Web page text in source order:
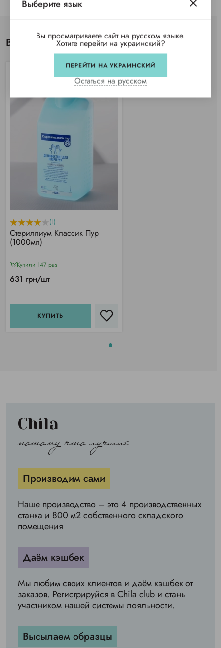
Вы просматривали
(1)
Стериллиум Классик Пур
(1000мл)
Купили 147 раз
631 грн/шт
КУПИТЬ
Chila
потому что лучшие
Производим сами
Наше производство – это 4 производственных
станка и 800 м2 собственного складского
помещения
Даём кэшбек
Мы любим своих клиентов и даём кэшбек от
заказов. Регистрируйся в Chila club и стань
участником нашей системы лояльности.
Высылаем образцы
Выберите язык
Вы просматриваете сайт на русском языке.
Хотите перейти на украинский?
ПЕРЕЙТИ НА УКРАИНСКИЙ
Остаться на русском